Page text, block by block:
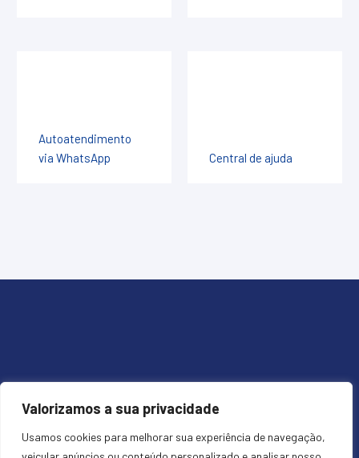
Valorizamos a sua privacidade
Usamos cookies para melhorar sua experiência de navegação,
Autoatendimento
via WhatsApp
Central de ajuda
41.366.511/0001-09 Alameda Rio Negro, 1030 -
Barueri/SP CEP: 06454-000